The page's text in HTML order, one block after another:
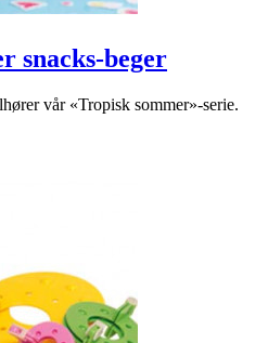
snacks-beger
vår «Tropisk sommer»-serie.